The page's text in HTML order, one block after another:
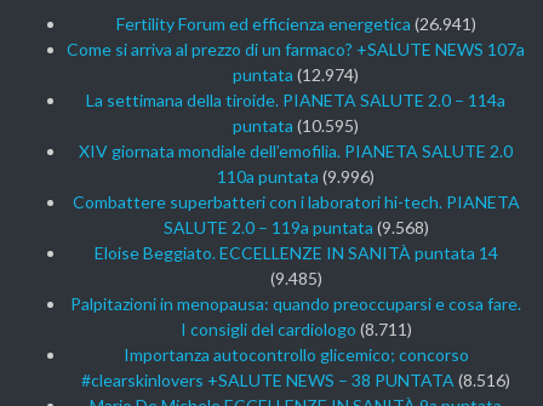
Fertility Forum ed efficienza energetica (26.941)
Come si arriva al prezzo di un farmaco? +SALUTE NEWS 107a
puntata (12.974)
La settimana della tiroide. PIANETA SALUTE 2.0 – 114a
puntata (10.595)
XIV giornata mondiale dell’emofilia. PIANETA SALUTE 2.0
110a puntata (9.996)
Combattere superbatteri con i laboratori hi-tech. PIANETA
SALUTE 2.0 – 119a puntata (9.568)
Eloise Beggiato. ECCELLENZE IN SANITÀ puntata 14
(9.485)
Palpitazioni in menopausa: quando preoccuparsi e cosa fare.
I consigli del cardiologo (8.711)
Importanza autocontrollo glicemico; concorso
#clearskinlovers +SALUTE NEWS – 38 PUNTATA(8.516)